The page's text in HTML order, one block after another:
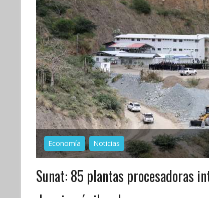
Economía Noticias
Sunat: 85 plantas procesadoras